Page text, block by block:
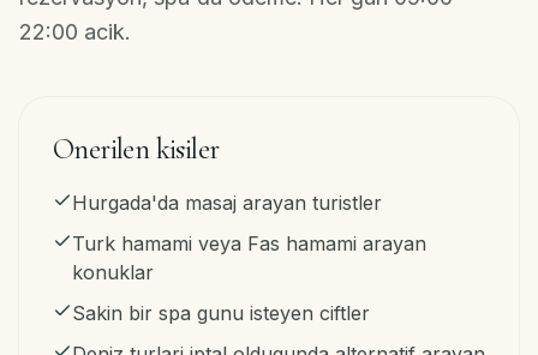
22:00 acik.
Onerilen kisiler
Hurgada'da masaj arayan turistler
Turk hamami veya Fas hamami arayan
konuklar
Sakin bir spa gunu isteyen ciftler